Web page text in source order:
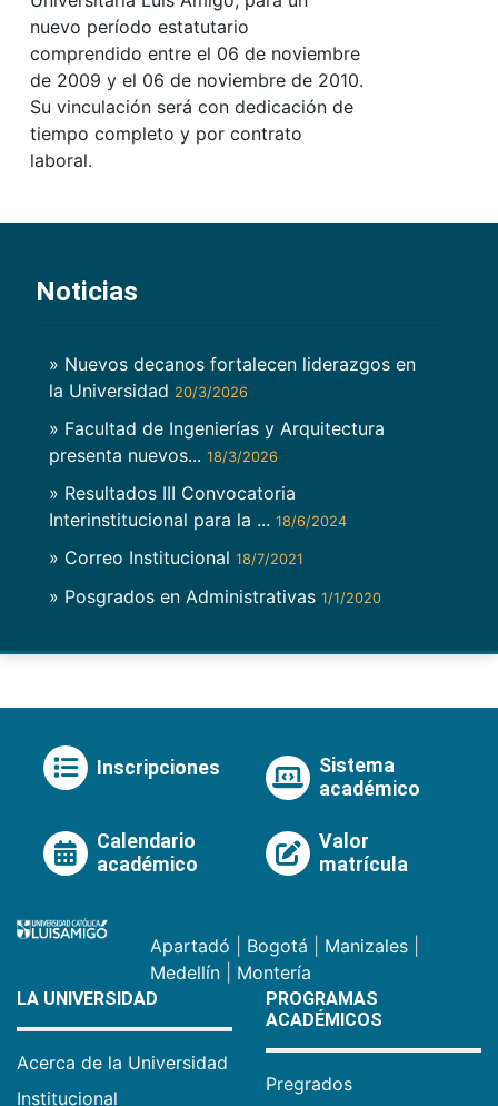
nuevo período estatutario
comprendido entre el 06 de noviembre
de 2009 y el 06 de noviembre de 2010.
Su vinculación será con dedicación de
tiempo completo y por contrato
laboral.
Noticias
» Nuevos decanos fortalecen liderazgos en
la Universidad 20/3/2026
» Facultad de Ingenierías y Arquitectura
presenta nuevos... 18/3/2026
» Resultados III Convocatoria
Interinstitucional para la ... 18/6/2024
» Correo Institucional 18/7/2021
» Posgrados en Administrativas 1/1/2020
Inscripciones
Sistema
académico
Calendario
académico
Valor
matrícula
Apartadó Bogotá Manizales
Medellín
Montería
LA UNIVERSIDAD
Acerca de la Universidad
Institucional
PROGRAMAS
ACADÉMICOS
Pregrados